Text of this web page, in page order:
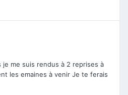
me suis rendus à 2 reprises à
les emaines à venir Je te ferais